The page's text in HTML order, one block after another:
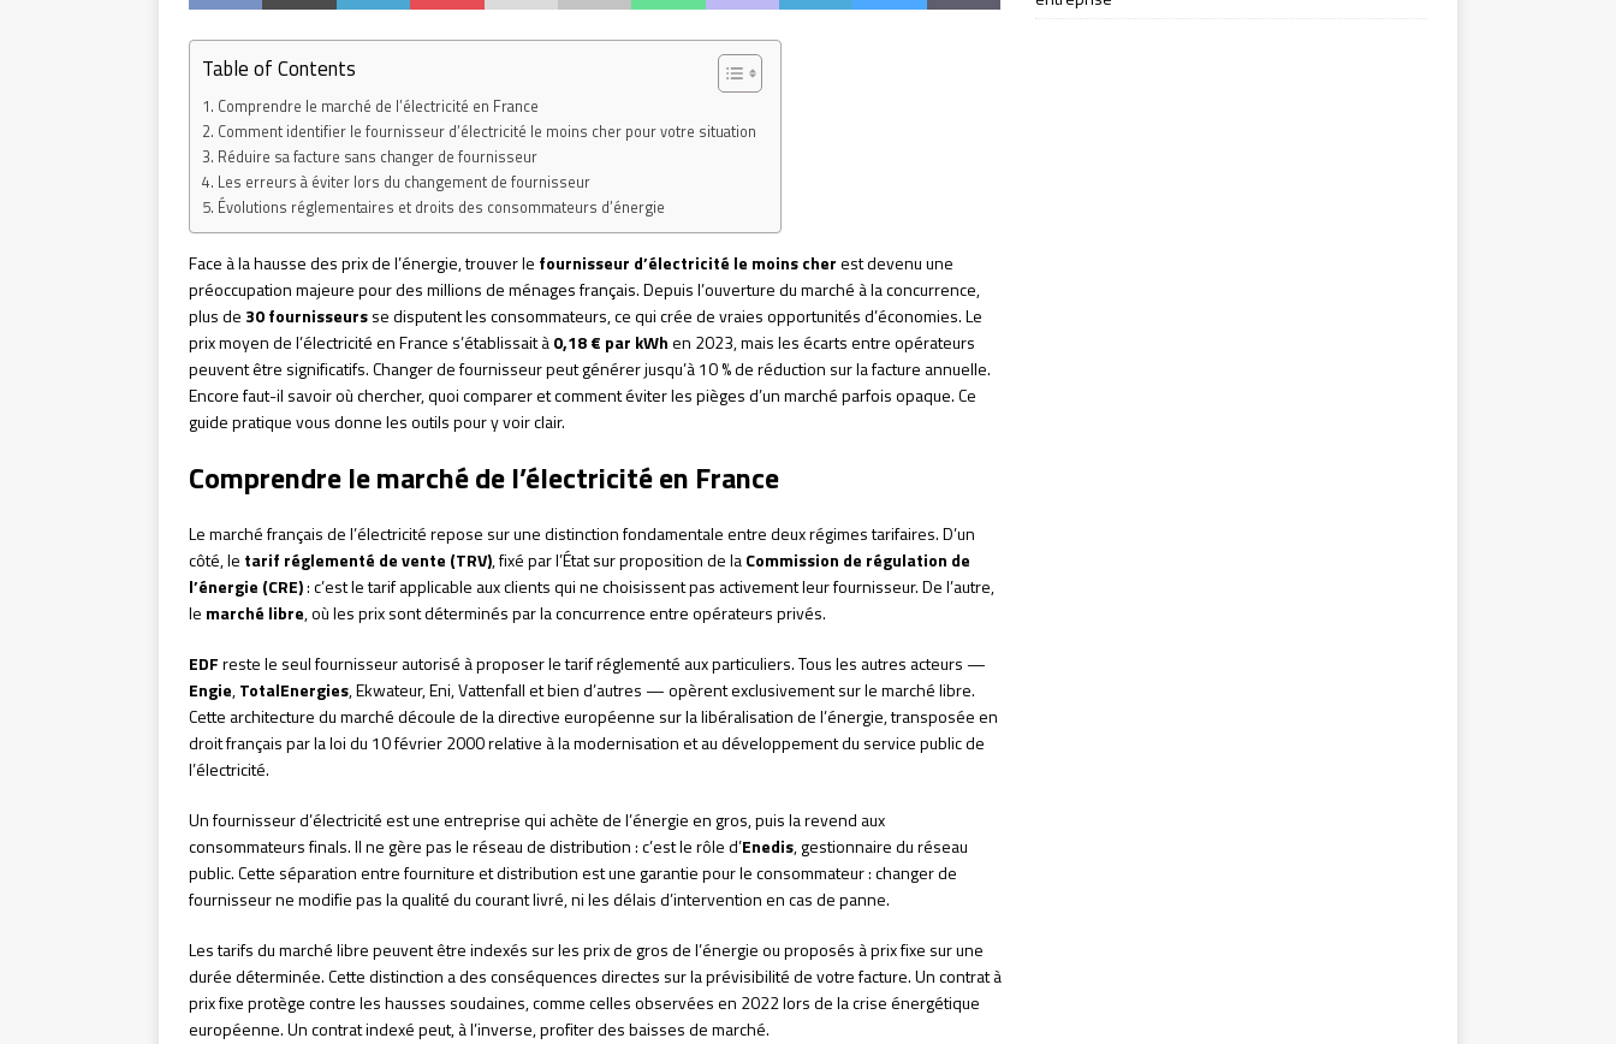
Table of Contents
Comprendre le marché de l’électricité en France
Comment identifier le fournisseur d’électricité le moins cher pour votre situation
Réduire sa facture sans changer de fournisseur
Les erreurs à éviter lors du changement de fournisseur
Évolutions réglementaires et droits des consommateurs d’énergie
Face à la hausse des prix de l’énergie, trouver le fournisseur d’électricité le moins cherest devenu une
préoccupation majeure pour des millions de ménages français. Depuis l’ouverture du marché à la concurrence,
plus de 30 fournisseursse disputent les consommateurs, ce qui crée de vraies opportunités d’économies. Le
prix moyen de l’électricité en France s’établissait à0,18 € par kWhen 2023, mais les écarts entre opérateurs
peuvent être significatifs. Changer de fournisseur peut générer jusqu’à 10 % de réduction sur la facture annuelle.
Encore faut-il savoir où chercher, quoi comparer et comment éviter les pièges d’un marché parfois opaque. Ce
guide pratique vous donne les outils pour y voir clair.
Comprendre le marché de l’électricité en France
Le marché français de l’électricité repose sur une distinction fondamentale entre deux régimes tarifaires. D’un
côté, le tarif réglementé de vente (TRV), fixé par l’État sur proposition de laCommission de régulation de
l’énergie (CRE): c’est le tarif applicable aux clients qui ne choisissent pas activement leur fournisseur. De l’autre,
le marché libre, où les prix sont déterminés par la concurrence entre opérateurs privés.
EDFreste le seul fournisseur autorisé à proposer le tarif réglementé aux particuliers. Tous les autres acteurs —
Engie,TotalEnergies, Ekwateur, Eni, Vattenfall et bien d’autres — opèrent exclusivement sur le marché libre.
Cette architecture du marché découle de la directive européenne sur la libéralisation de l’énergie, transposée en
droit français par la loi du 10 février 2000 relative à la modernisation et au développement du service public de
l’électricité.
Un fournisseur d’électricité est une entreprise qui achète de l’énergie en gros, puis la revend aux
consommateurs finals. Il ne gère pas le réseau de distribution : c’est le rôle d’Enedis, gestionnaire du réseau
public. Cette séparation entre fourniture et distribution est une garantie pour le consommateur : changer de
fournisseur ne modifie pas la qualité du courant livré, ni les délais d’intervention en cas de panne.
Les tarifs du marché libre peuvent être indexés sur les prix de gros de l’énergie ou proposés à prix fixe sur une
durée déterminée. Cette distinction a des conséquences directes sur la prévisibilité de votre facture. Un contrat à
prix fixe protège contre les hausses soudaines, comme celles observées en 2022 lors de la crise énergétique
européenne. Un contrat indexé peut, à l’inverse, profiter des baisses de marché.